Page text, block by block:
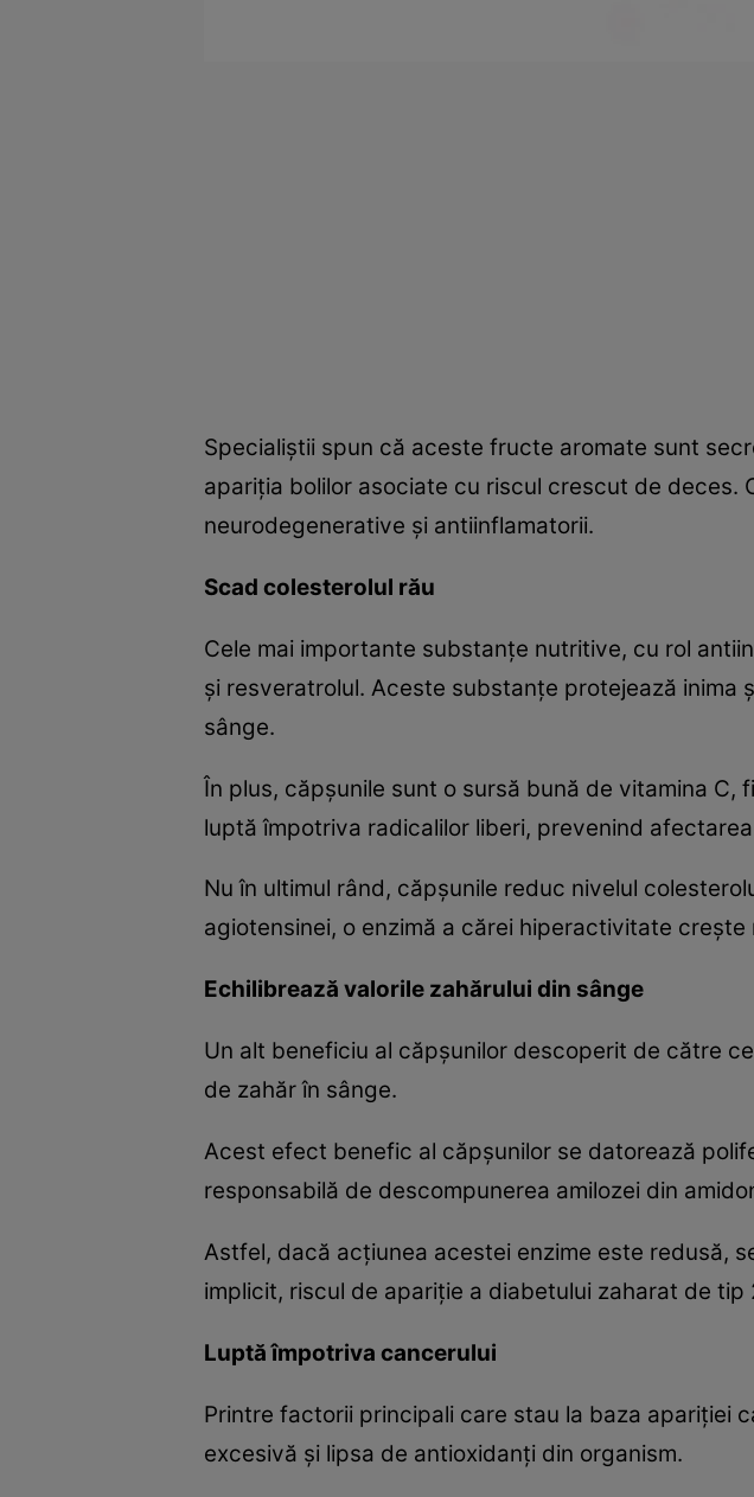
Specialiştii spun că aceste fructe aromate sunt
apariţia bolilor asociate cu riscul crescut de
neurodegenerative şi antiinflamatorii.
Scad colesterolul rău
Cele mai importante substanţe nutritive, cu rol
şi resveratrolul. Aceste substanţe protejează
sânge.
În plus, căpşunile sunt o sursă bună de vitamina
luptă împotriva radicalilor liberi, prevenind
Nu în ultimul rând, căpşunile reduc nivelul
agiotensinei, o enzimă a cărei hiperactivitate
Echilibrează valorile zahărului din sânge
Un alt beneficiu al căpşunilor descoperit de către
de zahăr în sânge.
Acest efect benefic al căpşunilor se datorează
responsabilă de descompunerea amilozei din
Astfel, dacă acţiunea acestei enzime este redusă,
implicit, riscul de apariţie a diabetului zaharat de tip
Luptă împotriva cancerului
Printre factorii principali care stau la baza apariţiei
excesivă şi lipsa de antioxidanţi din organism.